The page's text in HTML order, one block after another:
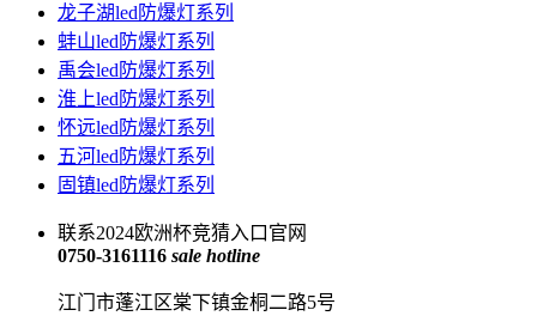
龙子湖led防爆灯系列
蚌山led防爆灯系列
禹会led防爆灯系列
淮上led防爆灯系列
怀远led防爆灯系列
五河led防爆灯系列
固镇led防爆灯系列
联系2024欧洲杯竞猜入口官网
0750-3161116 sale hotline
江门市蓬江区棠下镇金桐二路5号